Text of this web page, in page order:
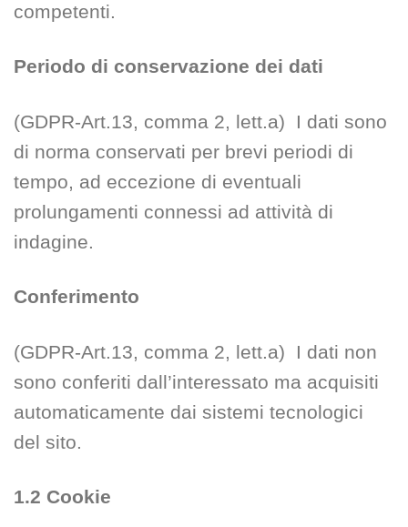
competenti.
Periodo di conservazione dei dati
(GDPR-Art.13, comma 2, lett.a) I dati sono
di norma conservati per brevi periodi di
tempo, ad eccezione di eventuali
prolungamenti connessi ad attività di
indagine.
Conferimento
(GDPR-Art.13, comma 2, lett.a) I dati non
sono conferiti dall’interessato ma acquisiti
automaticamente dai sistemi tecnologici
del sito.
1.2 Cookie